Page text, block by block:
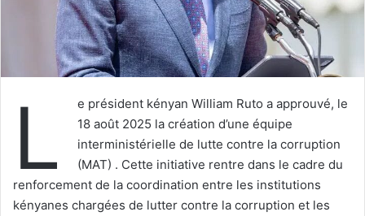
L
e président kényan William Ruto a approuvé, le
18 août 2025 la création d’une équipe
interministérielle de lutte contre la corruption
(MAT) . Cette initiative rentre dans le cadre du
renforcement de la coordination entre les institutions
kényanes chargées de lutter contre la corruption et les